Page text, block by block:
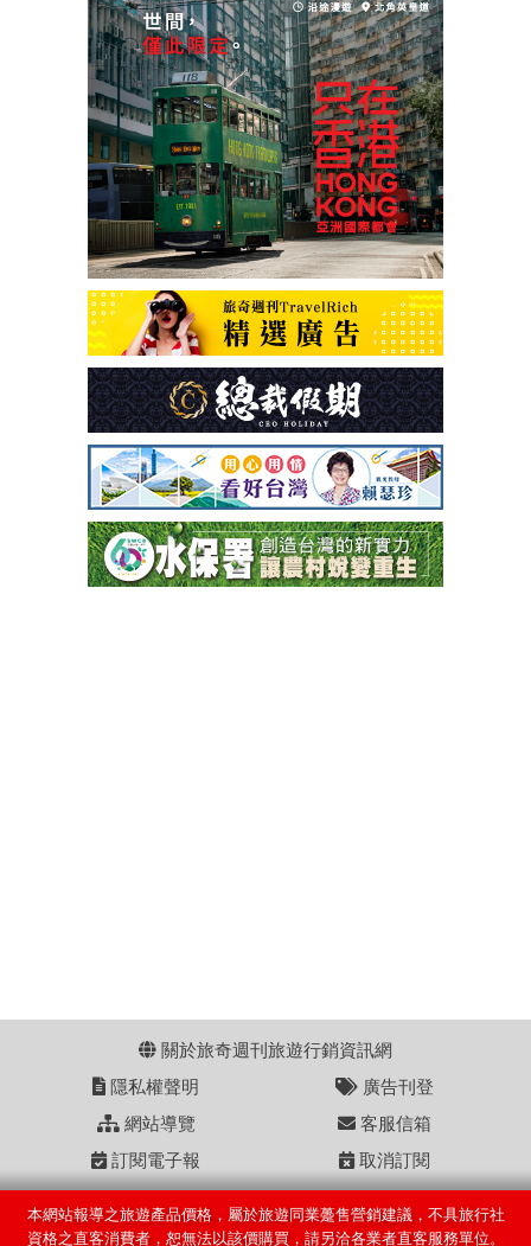
關於旅奇週刊旅遊行銷資訊網
隱私權聲明
廣告刊登
網站導覽
客服信箱
訂閱電子報
取消訂閱
本網站報導之旅遊產品價格，屬於旅遊同業躉售營銷建議，不具旅行社
資格之直客消費者，恕無法以該價購買，請另洽各業者直客服務單位。